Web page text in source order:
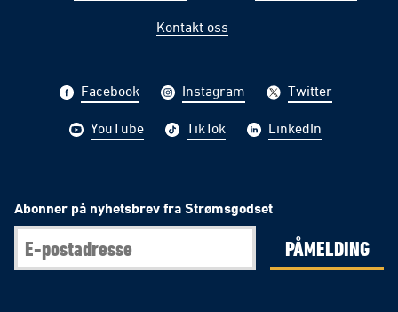
Kontakt oss
Facebook Instagram Twitter
YouTube TikTok LinkedIn
Abonner på nyhetsbrev fra Strømsgodset
PÅMELDING